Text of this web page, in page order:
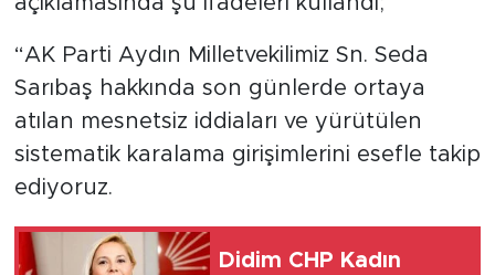
“AK Parti Aydın Milletvekilimiz Sn. Seda
Sarıbaş hakkında son günlerde ortaya
atılan mesnetsiz iddiaları ve yürütülen
sistematik karalama girişimlerini esefle takip
ediyoruz.
Didim CHP Kadın